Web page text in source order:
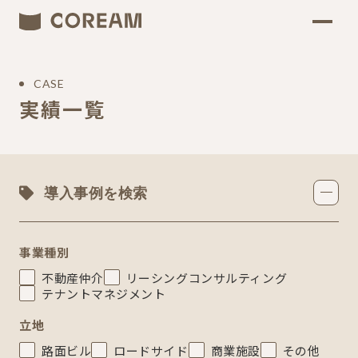
CASE
実績一覧
導入事例を検索
事業種別
不動産仲介
リーシングコンサルティング
テナントマネジメント
立地
路面ビル
ロードサイド 商業施設 その他